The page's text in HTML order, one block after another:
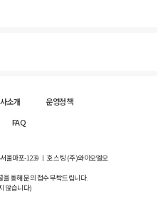
소개
운영정책
FAQ
울마포-1239 ㅣ 호스팅 (주)와이오엘오
통해 문의 접수 부탁드립니다.
않습니다)